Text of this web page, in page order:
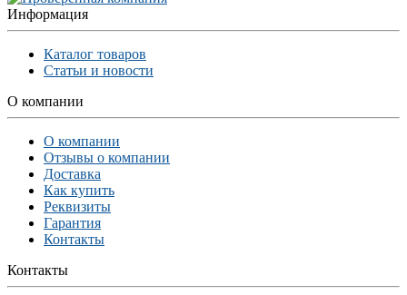
Информация
Каталог товаров
Статьи и новости
О компании
О компании
Отзывы о компании
Доставка
Как купить
Реквизиты
Гарантия
Контакты
Контакты